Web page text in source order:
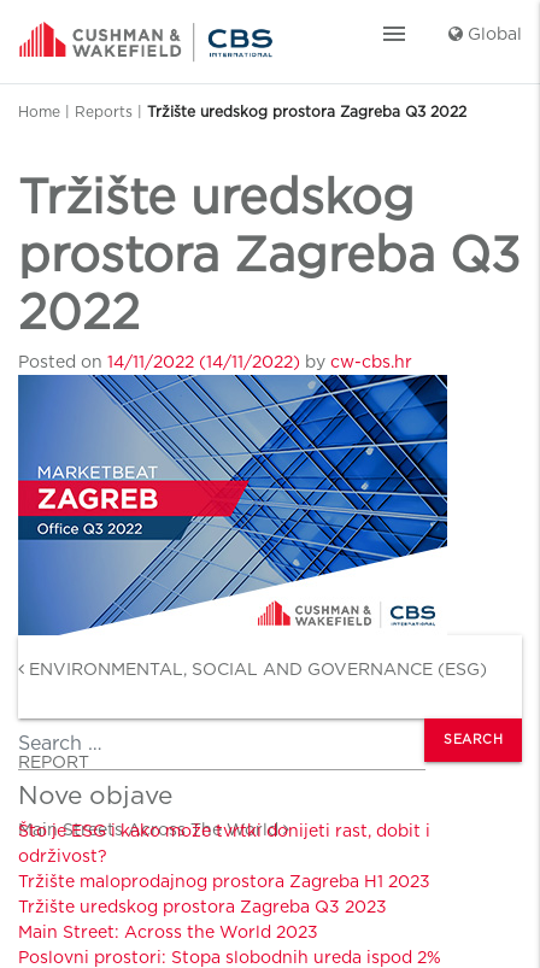
menu Global
Home Reports Tržište uredskog prostora Zagreba Q3 2022
Tržište uredskog
prostora Zagreba Q3
2022
Posted on 14/11/2022 (14/11/2022) by cw-cbs.hr
ENVIRONMENTAL, SOCIAL AND GOVERNANCE (ESG)
REPORT
Main Streets Across The World
Search
Nove objave
Što je ESG i kako može tvrtki donijeti rast, dobit i
održivost?
Tržište maloprodajnog prostora Zagreba H1 2023
Tržište uredskog prostora Zagreba Q3 2023
Main Street: Across the World 2023
Poslovni prostori: Stopa slobodnih ureda ispod 2%